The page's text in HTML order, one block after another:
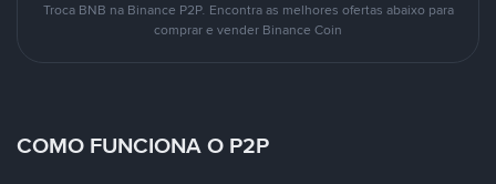
Troca BNB na Binance P2P. Encontra as melhores ofertas abaixo para
comprar e vender Binance Coin
COMO FUNCIONA O P2P